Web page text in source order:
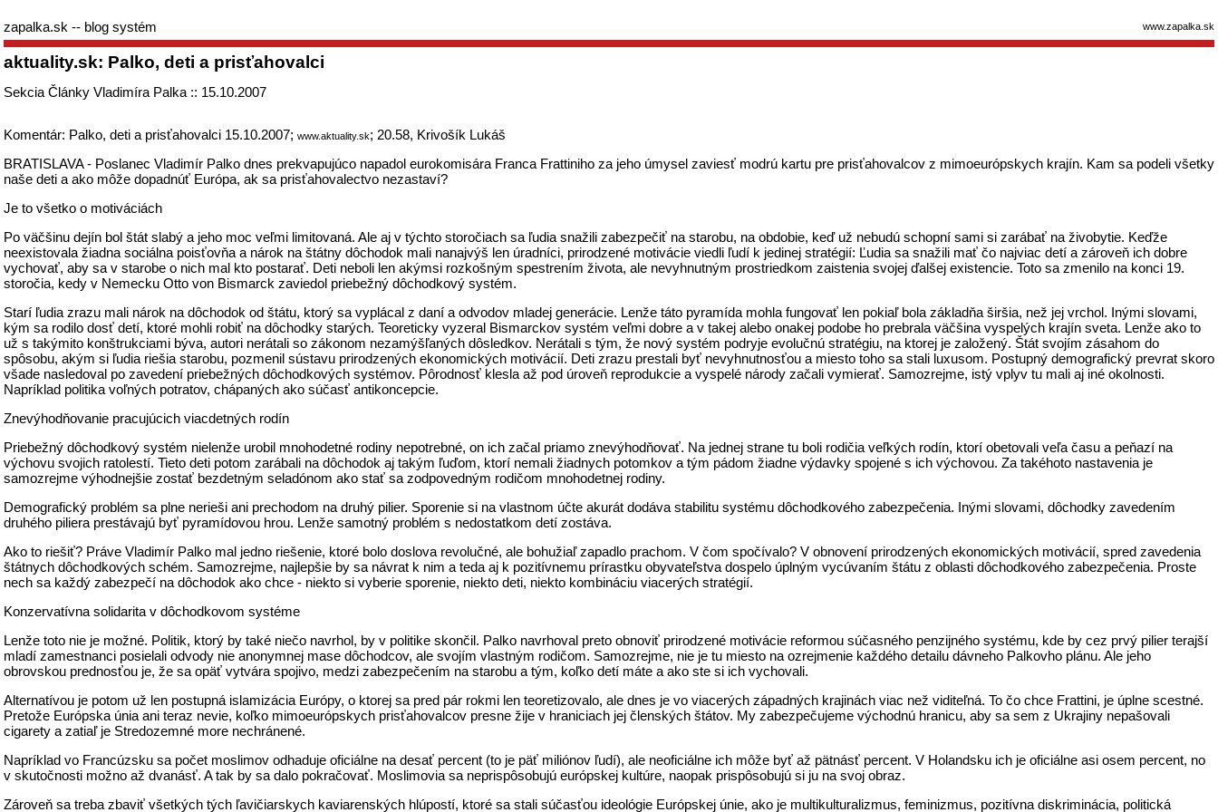
zapalka.sk -- blog systém www.zapalka.sk
aktuality.sk: Palko, deti a prisťahovalci
Sekcia Články Vladimíra Palka :: 15.10.2007
Komentár: Palko, deti a prisťahovalci 15.10.2007; www.aktuality.sk; 20.58, Krivošík Lukáš
BRATISLAVA - Poslanec Vladimír Palko dnes prekvapujúco napadol eurokomisára Franca Frattiniho za jeho úmysel zaviesť modrú kartu pre prisťahovalcov z mimoeurópskych krajín. Kam sa podeli všetky
naše deti a ako môže dopadnúť Európa, ak sa prisťahovalectvo nezastaví?
Je to všetko o motiváciách
Po väčšinu dejín bol štát slabý a jeho moc veľmi limitovaná. Ale aj v týchto storočiach sa ľudia snažili zabezpečiť na starobu, na obdobie, keď už nebudú schopní sami si zarábať na živobytie. Keďže
neexistovala žiadna sociálna poisťovňa a nárok na štátny dôchodok mali nanajvýš len úradníci, prirodzené motivácie viedli ľudí k jedinej stratégií: Ľudia sa snažili mať čo najviac detí a zároveň ich dobre
vychovať, aby sa v starobe o nich mal kto postarať. Deti neboli len akýmsi rozkošným spestrením života, ale nevyhnutným prostriedkom zaistenia svojej ďalšej existencie. Toto sa zmenilo na konci 19.
storočia, kedy v Nemecku Otto von Bismarck zaviedol priebežný dôchodkový systém.
Starí ľudia zrazu mali nárok na dôchodok od štátu, ktorý sa vyplácal z daní a odvodov mladej generácie. Lenže táto pyramída mohla fungovať len pokiaľ bola základňa širšia, než jej vrchol. Inými slovami,
kým sa rodilo dosť detí, ktoré mohli robiť na dôchodky starých. Teoreticky vyzeral Bismarckov systém veľmi dobre a v takej alebo onakej podobe ho prebrala väčšina vyspelých krajín sveta. Lenže ako to
už s takýmito konštrukciami býva, autori nerátali so zákonom nezamýšľaných dôsledkov. Nerátali s tým, že nový systém podryje evolučnú stratégiu, na ktorej je založený. Štát svojím zásahom do
spôsobu, akým si ľudia riešia starobu, pozmenil sústavu prirodzených ekonomických motivácií. Deti zrazu prestali byť nevyhnutnosťou a miesto toho sa stali luxusom. Postupný demografický prevrat skoro
všade nasledoval po zavedení priebežných dôchodkových systémov. Pôrodnosť klesla až pod úroveň reprodukcie a vyspelé národy začali vymierať. Samozrejme, istý vplyv tu mali aj iné okolnosti.
Napríklad politika voľných potratov, chápaných ako súčasť antikoncepcie.
Znevýhodňovanie pracujúcich viacdetných rodín
Priebežný dôchodkový systém nielenže urobil mnohodetné rodiny nepotrebné, on ich začal priamo znevýhodňovať. Na jednej strane tu boli rodičia veľkých rodín, ktorí obetovali veľa času a peňazí na
výchovu svojich ratolestí. Tieto deti potom zarábali na dôchodok aj takým ľuďom, ktorí nemali žiadnych potomkov a tým pádom žiadne výdavky spojené s ich výchovou. Za takéhoto nastavenia je
samozrejme výhodnejšie zostať bezdetným seladónom ako stať sa zodpovedným rodičom mnohodetnej rodiny.
Demografický problém sa plne nerieši ani prechodom na druhý pilier. Sporenie si na vlastnom účte akurát dodáva stabilitu systému dôchodkového zabezpečenia. Inými slovami, dôchodky zavedením
druhého piliera prestávajú byť pyramídovou hrou. Lenže samotný problém s nedostatkom detí zostáva.
Ako to riešiť? Práve Vladimír Palko mal jedno riešenie, ktoré bolo doslova revolučné, ale bohužiaľ zapadlo prachom. V čom spočívalo? V obnovení prirodzených ekonomických motivácií, spred zavedenia
štátnych dôchodkových schém. Samozrejme, najlepšie by sa návrat k nim a teda aj k pozitívnemu prírastku obyvateľstva dospelo úplným vycúvaním štátu z oblasti dôchodkového zabezpečenia. Proste
nech sa každý zabezpečí na dôchodok ako chce - niekto si vyberie sporenie, niekto deti, niekto kombináciu viacerých stratégií.
Konzervatívna solidarita v dôchodkovom systéme
Lenže toto nie je možné. Politik, ktorý by také niečo navrhol, by v politike skončil. Palko navrhoval preto obnoviť prirodzené motivácie reformou súčasného penzijného systému, kde by cez prvý pilier terajší
mladí zamestnanci posielali odvody nie anonymnej mase dôchodcov, ale svojím vlastným rodičom. Samozrejme, nie je tu miesto na ozrejmenie každého detailu dávneho Palkovho plánu. Ale jeho
obrovskou prednosťou je, že sa opäť vytvára spojivo, medzi zabezpečením na starobu a tým, koľko detí máte a ako ste si ich vychovali.
Alternatívou je potom už len postupná islamizácia Európy, o ktorej sa pred pár rokmi len teoretizovalo, ale dnes je vo viacerých západných krajinách viac než viditeľná. To čo chce Frattini, je úplne scestné.
Pretože Európska únia ani teraz nevie, koľko mimoeurópskych prisťahovalcov presne žije v hraniciach jej členských štátov. My zabezpečujeme východnú hranicu, aby sa sem z Ukrajiny nepašovali
cigarety a zatiaľ je Stredozemné more nechránené.
Napríklad vo Francúzsku sa počet moslimov odhaduje oficiálne na desať percent (to je päť miliónov ľudí), ale neoficiálne ich môže byť až pätnásť percent. V Holandsku ich je oficiálne asi osem percent, no
v skutočnosti možno až dvanásť. A tak by sa dalo pokračovať. Moslimovia sa neprispôsobujú európskej kultúre, naopak prispôsobujú si ju na svoj obraz.
Zároveň sa treba zbaviť všetkých tých ľavičiarskych kaviarenských hlúpostí, ktoré sa stali súčasťou ideológie Európskej únie, ako je multikulturalizmus, feminizmus, pozitívna diskriminácia, politická